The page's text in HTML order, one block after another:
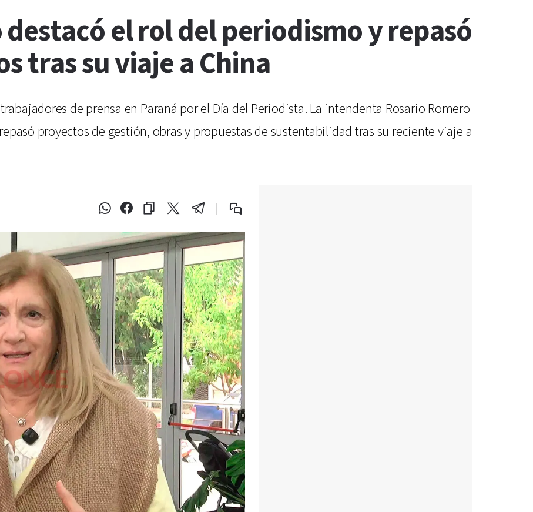
el rol del periodismo y repasó
tras su viaje a China
de prensa en Paraná por el Día del Periodista. La intendenta Rosario Romero
proyectos de gestión, obras y propuestas de sustentabilidad tras su reciente viaje a